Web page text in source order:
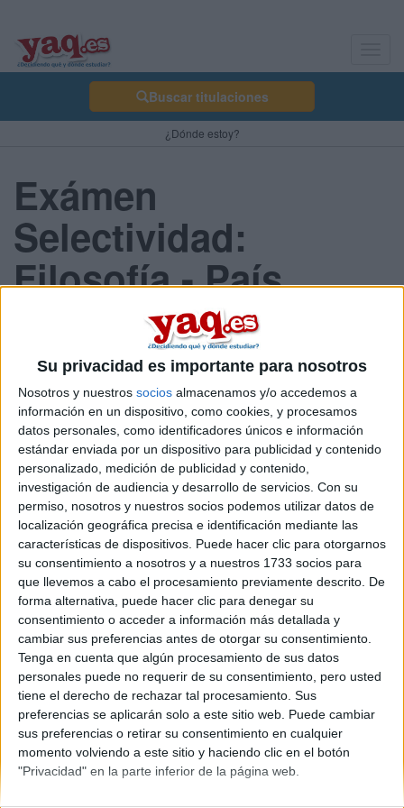
Su privacidad es importante para nosotros
Nosotros y nuestros socios almacenamos y/o accedemos a
información en un dispositivo, como cookies, y procesamos
datos personales, como identificadores únicos e información
estándar enviada por un dispositivo para publicidad y contenido
personalizado, medición de publicidad y contenido,
investigación de audiencia y desarrollo de servicios. Con su
permiso, nosotros y nuestros socios podemos utilizar datos de
localización geográfica precisa e identificación mediante las
características de dispositivos. Puede hacer clic para otorgarnos
su consentimiento a nosotros y a nuestros 1733 socios para
que llevemos a cabo el procesamiento previamente descrito. De
forma alternativa, puede hacer clic para denegar su
consentimiento o acceder a información más detallada y
cambiar sus preferencias antes de otorgar su consentimiento.
Tenga en cuenta que algún procesamiento de sus datos
personales puede no requerir de su consentimiento, pero usted
tiene el derecho de rechazar tal procesamiento. Sus
preferencias se aplicarán solo a este sitio web. Puede cambiar
sus preferencias o retirar su consentimiento en cualquier
momento volviendo a este sitio y haciendo clic en el botón
"Privacidad" en la parte inferior de la página web.
Buscar titulaciones
¿Dónde estoy?
Exámen
Selectividad:
Filosofía - País
Vasco 2013 Julio
Comunidad:
País Vasco
Año del examen:
2013
Mes de examen:
Julio
Asignatura:
Filosofía
Descripción del fichero:
Examen y criterios de corrección
Fichero Examen:
ex-men-selectividad-filosof-pa-s-vasco-2013-julio.pdf
Quiénes somos |Contactar|Anúnciate
Aviso legal|Politica de privacidad|Condiciones generales|
de cookies